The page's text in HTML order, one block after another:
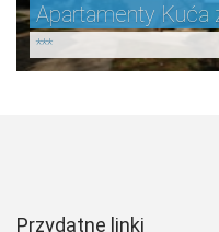
Apartamenty Kuća
***
Przydatne linki